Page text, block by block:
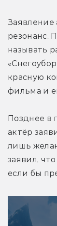
Заявление
резонанс.
называть
красную
фильма и
Позднее в
актёр
лишь
заявил,
если бы